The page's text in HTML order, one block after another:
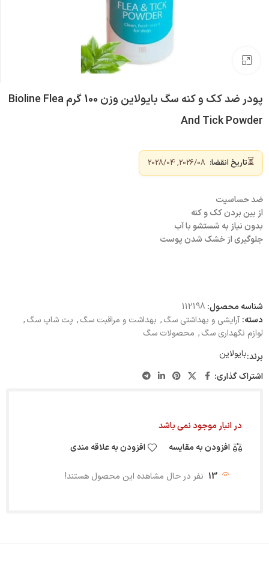
پودر ضد کک و کنه سگ بایولاین وزن 100 گرم Bioline Flea
And Tick Powder
⏳تاریخ انقضا:
ضد حساسیت
از بین بردن کک و کنه
بدون نیاز به شستشو با آب
جلوگیری از خشک شدن پوست
شناسه محصول: 112198
دسته: آرایشی و بهداشتی سگ, بهداشت و مراقبت سگ, پت شاپ سگ,
لوازم نگهداری سگ, محصولات سگ
برند:بایولاین
اشتراک گذاری:
در انبار موجود نمی باشد
افزودن به مقایسه
افزودن به علاقه مندی
13 نفر در حال مشاهده این محصول هستند!